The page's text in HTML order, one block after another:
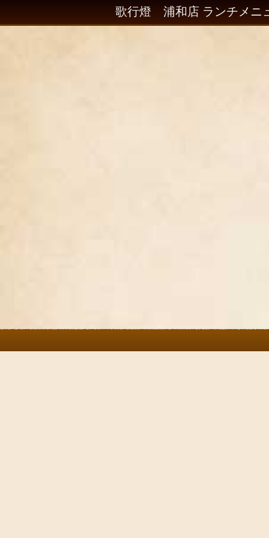
歌行燈 浦和店 ランチメニ